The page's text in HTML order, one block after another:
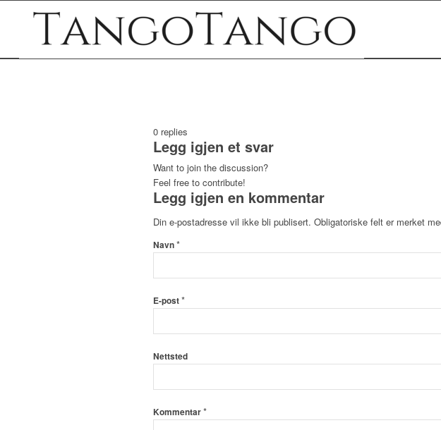
0 replies
Legg igjen et svar
Want to join the discussion?
Feel free to contribute!
Legg igjen en kommentar
Din e-postadresse vil ikke bli publisert. Obligatoriske felt er merket
Navn*
E-post*
Nettsted
Kommentar*